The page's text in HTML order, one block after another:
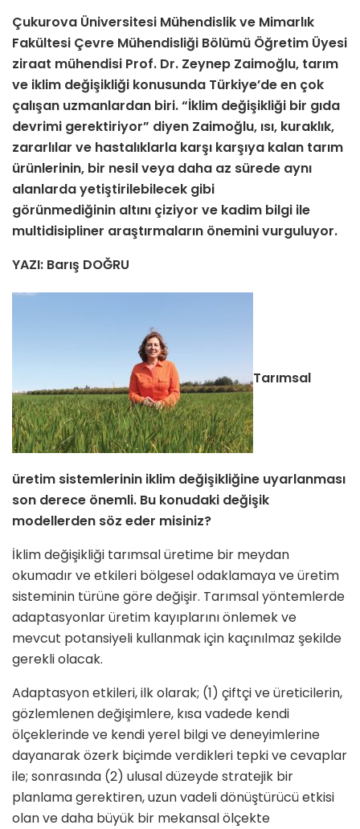
Çukurova Üniversitesi Mühendislik ve Mimarlık
Fakültesi Çevre Mühendisliği Bölümü Öğretim Üyesi
ziraat mühendisi Prof. Dr. Zeynep Zaimoğlu, tarım
ve iklim değişikliği konusunda Türkiye’de en çok
çalışan uzmanlardan biri. “İklim değişikliği bir gıda
devrimi gerektiriyor” diyen Zaimoğlu, ısı, kuraklık,
zararlılar ve hastalıklarla karşı karşıya kalan tarım
ürünlerinin, bir nesil veya daha az sürede aynı
alanlarda yetiştirilebilecek gibi
görünmediğinin altını çiziyor ve kadim bilgi ile
multidisipliner araştırmaların önemini vurguluyor.
YAZI: Barış DOĞRU
Tarımsal
üretim sistemlerinin iklim değişikliğine uyarlanması
son derece önemli. Bu konudaki değişik
modellerden söz eder misiniz?
İklim değişikliği tarımsal üretime bir meydan
okumadır ve etkileri bölgesel odaklamaya ve üretim
sisteminin türüne göre değişir. Tarımsal yöntemlerde
adaptasyonlar üretim kayıplarını önlemek ve
mevcut potansiyeli kullanmak için kaçınılmaz şekilde
gerekli olacak.
Adaptasyon etkileri, ilk olarak; (1) çiftçi ve üreticilerin,
gözlemlenen değişimlere, kısa vadede kendi
ölçeklerinde ve kendi yerel bilgi ve deneyimlerine
dayanarak özerk biçimde verdikleri tepki ve cevaplar
ile; sonrasında (2) ulusal düzeyde stratejik bir
planlama gerektiren, uzun vadeli dönüştürücü etkisi
olan ve daha büyük bir mekansal ölçekte